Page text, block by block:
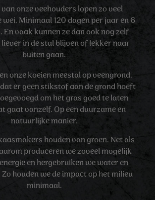
van onze veehouders lopen zo veel
wei. Minimaal 120 dagen per jaar en 6
En vaak kunnen ze dan ook nog zelf
liever in de stal blijven of lekker naar
buiten gaan.
onze koeien meestal op veengrond.
er geen stikstof aan de grond hoeft
om het gras goed te laten
gaat vanzelf. Op een duurzame en
natuurlijke manier.
houden van groen. Net als
produceren we zoveel mogelijk
en hergebruiken we water en
houden we de impact op het milieu
minimaal.